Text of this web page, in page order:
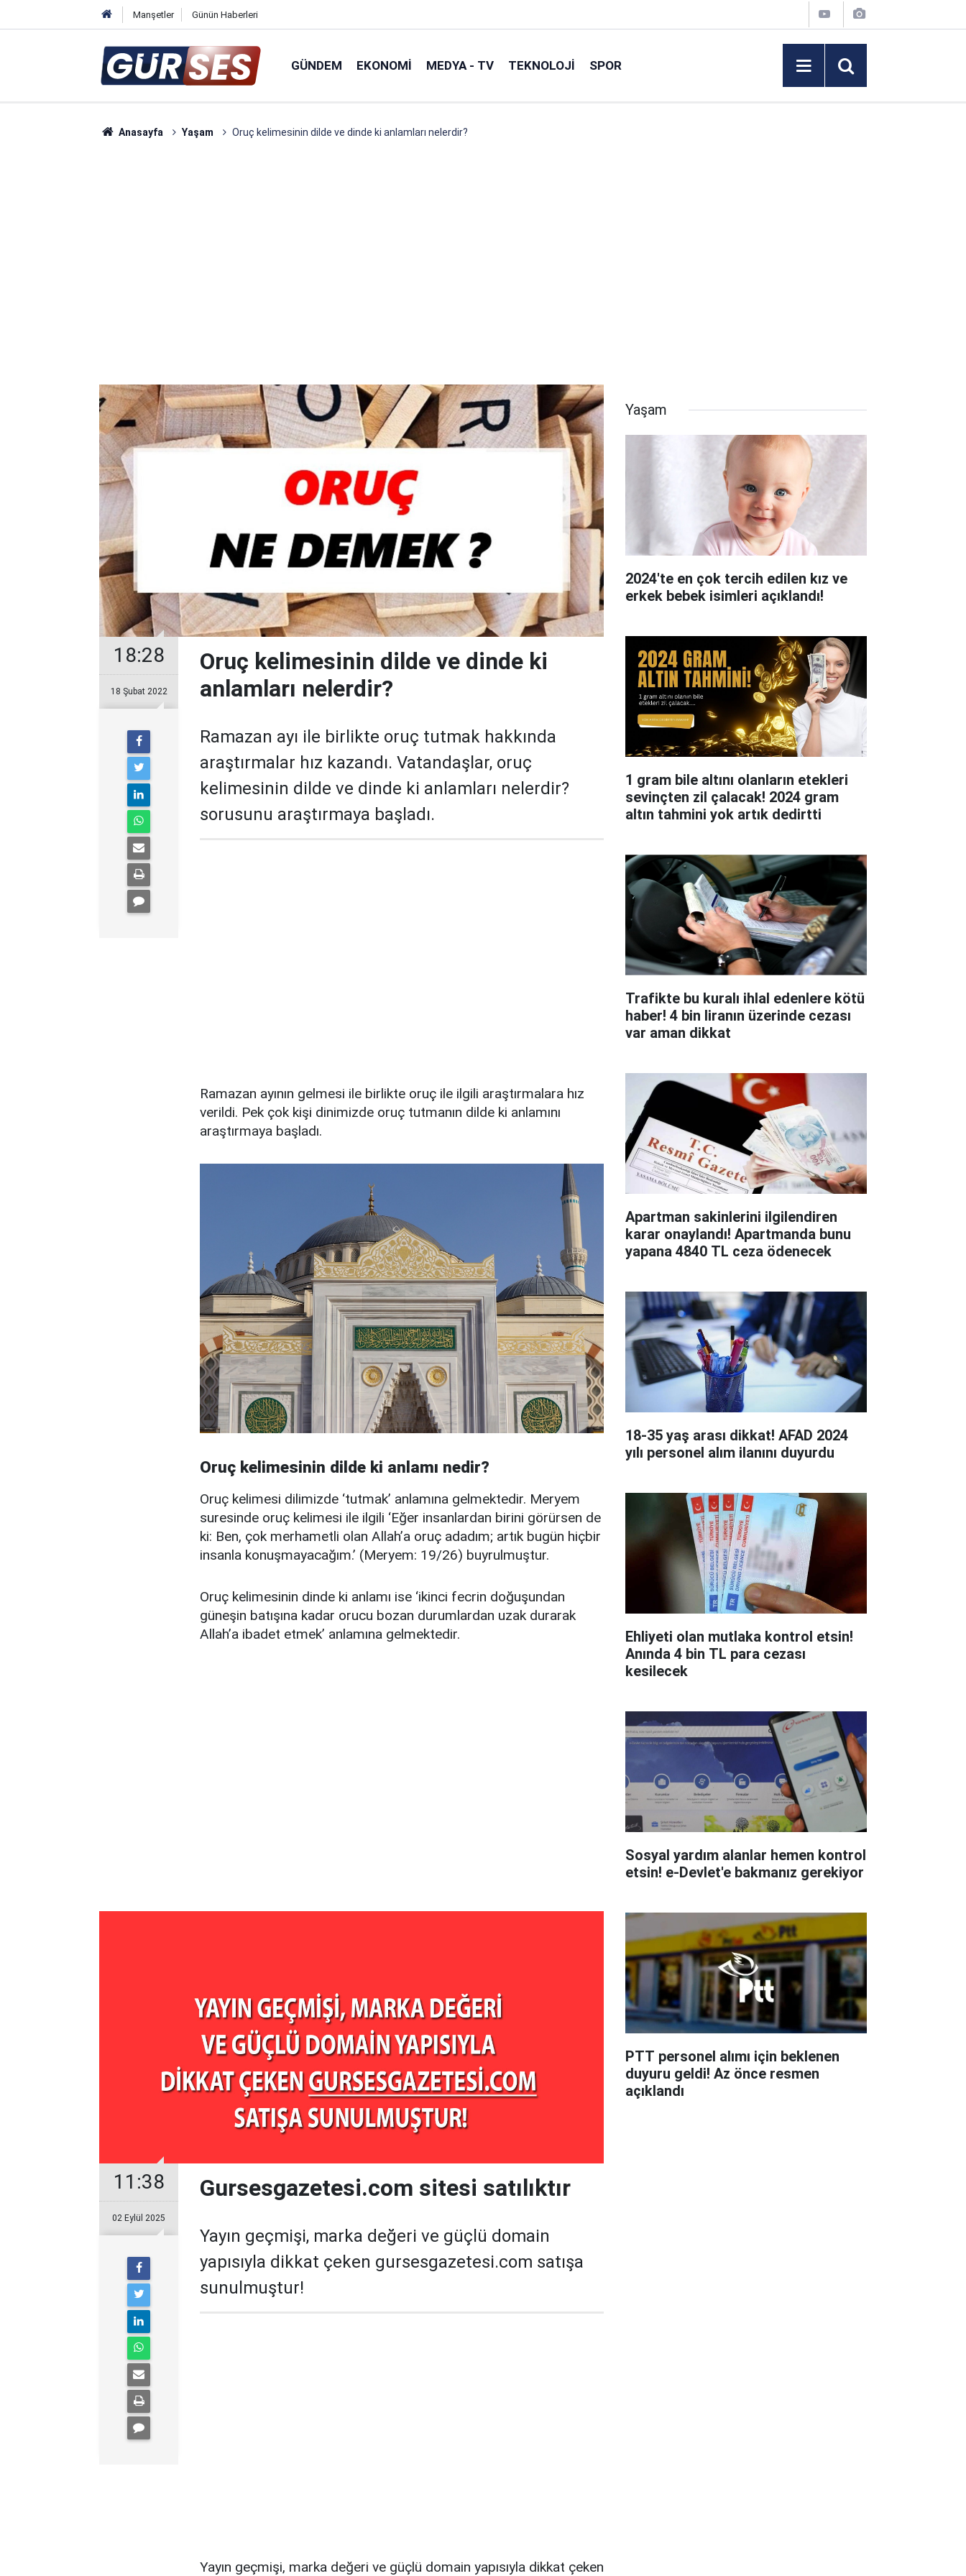
Manşetler Günün Haberleri
GÜNDEM EKONOMI MEDYA - TV TEKNOLOJI SPOR
Anasayfa Yaşam Oruç kelimesinin dilde ve dinde ki anlamları nelerdir?
18:28
18 Şubat 2022
Oruç kelimesinin dilde ve dinde ki
anlamları nelerdir?
Ramazan ayı ile birlikte oruç tutmak hakkında
araştırmalar hız kazandı. Vatandaşlar, oruç
kelimesinin dilde ve dinde ki anlamları nelerdir?
sorusunu araştırmaya başladı.
Ramazan ayının gelmesi ile birlikte oruç ile ilgili araştırmalara hız
verildi. Pek çok kişi dinimizde oruç tutmanın dilde ki anlamını
araştırmaya başladı.
Oruç kelimesinin dilde ki anlamı nedir?
Oruç kelimesi dilimizde ‘tutmak’ anlamına gelmektedir. Meryem
suresinde oruç kelimesi ile ilgili ‘Eğer insanlardan birini görürsen de
ki: Ben, çok merhametli olan Allah’a oruç adadım; artık bugün hiçbir
insanla konuşmayacağım.’ (Meryem: 19/26) buyrulmuştur.
Oruç kelimesinin dinde ki anlamı ise ‘ikinci fecrin doğuşundan
güneşin batışına kadar orucu bozan durumlardan uzak durarak
Allah’a ibadet etmek’ anlamına gelmektedir.
11:38
02 Eylül 2025
Gursesgazetesi.com sitesi satılıktır
Yayın geçmişi, marka değeri ve güçlü domain
yapısıyla dikkat çeken gursesgazetesi.com satışa
sunulmuştur!
Yayın geçmişi, marka değeri ve güçlü domain yapısıyla dikkat çeken
Yaşam
2024'te en çok tercih edilen kız ve
erkek bebek isimleri açıklandı!
1 gram bile altını olanların etekleri
sevinçten zil çalacak! 2024 gram
altın tahmini yok artık dedirtti
Trafikte bu kuralı ihlal edenlere kötü
haber! 4 bin liranın üzerinde cezası
var aman dikkat
Apartman sakinlerini ilgilendiren
karar onaylandı! Apartmanda bunu
yapana 4840 TL ceza ödenecek
18-35 yaş arası dikkat! AFAD 2024
yılı personel alım ilanını duyurdu
Ehliyeti olan mutlaka kontrol etsin!
Anında 4 bin TL para cezası
kesilecek
Sosyal yardım alanlar hemen kontrol
etsin! e-Devlet'e bakmanız gerekiyor
PTT personel alımı için beklenen
duyuru geldi! Az önce resmen
açıklandı